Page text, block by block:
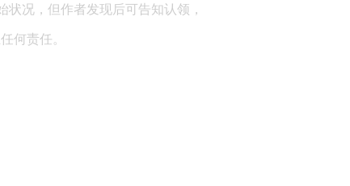
况，但作者发现后可告知认领，
何责任。